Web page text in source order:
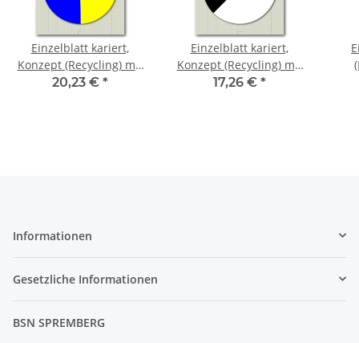
Einzelblatt kariert,
Konzept (Recycling) mit
Eindruck-Farbe, 1 Pack
20,23 € *
Einzelblatt kariert,
Konzept (Recycling) mit
Eindruck in S/W, 1 Pack
17,26 € *
Informationen
Gesetzliche Informationen
BSN SPREMBERG